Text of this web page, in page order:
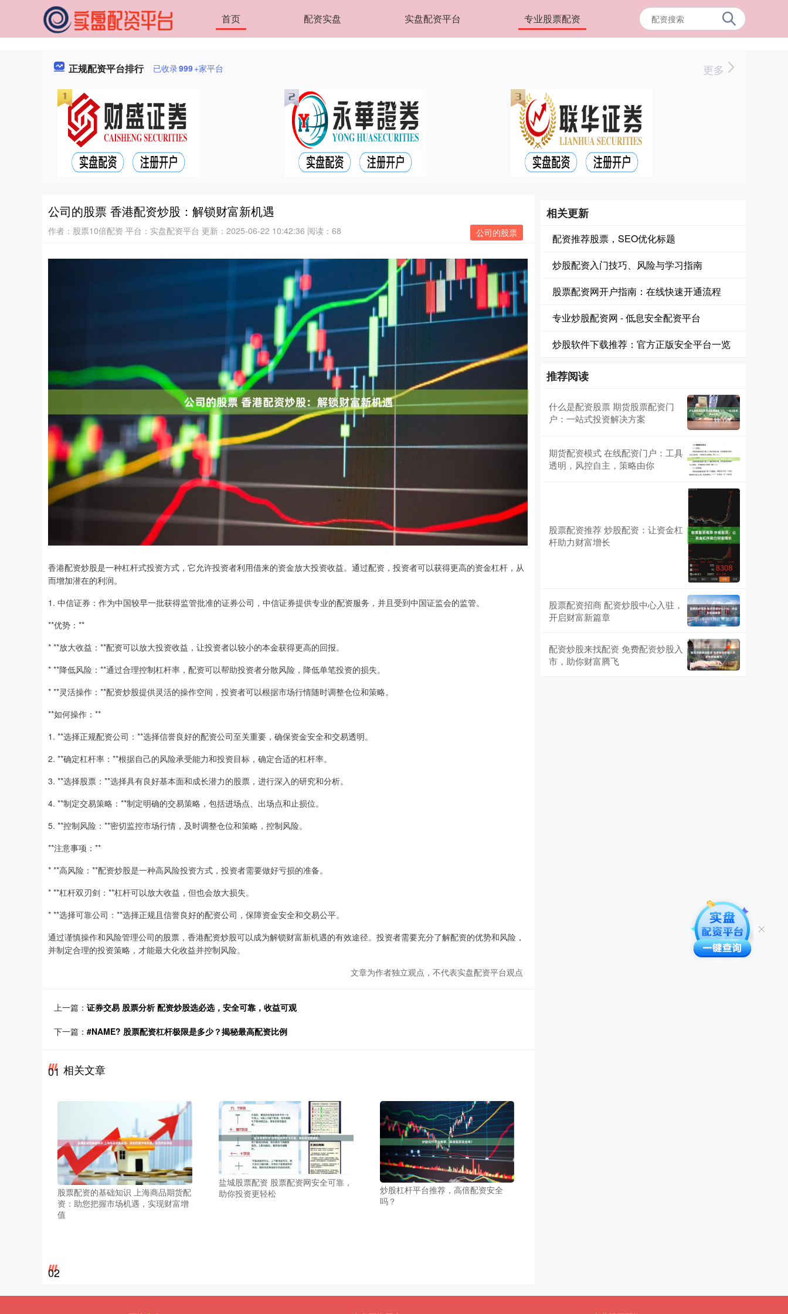
首页 配资实盘 实盘配资平台 专业股票配资
正规配资平台排行 已收录999+家平台 更多
公司的股票 香港配资炒股：解锁财富新机遇
公司的股票
作者：股票10倍配资 平台：实盘配资平台 更新：2025-06-22 10:42:36 阅读：68
香港配资炒股是一种杠杆式投资方式，它允许投资者利用借来的资金放大投资收益。通过配资，投资者可以获得更高的资金杠杆，从
而增加潜在的利润。
1. 中信证券：作为中国较早一批获得监管批准的证券公司，中信证券提供专业的配资服务，并且受到中国证监会的监管。
**优势：**
* **放大收益：**配资可以放大投资收益，让投资者以较小的本金获得更高的回报。
* **降低风险：**通过合理控制杠杆率，配资可以帮助投资者分散风险，降低单笔投资的损失。
* **灵活操作：**配资炒股提供灵活的操作空间，投资者可以根据市场行情随时调整仓位和策略。
**如何操作：**
1. **选择正规配资公司：**选择信誉良好的配资公司至关重要，确保资金安全和交易透明。
2. **确定杠杆率：**根据自己的风险承受能力和投资目标，确定合适的杠杆率。
3. **选择股票：**选择具有良好基本面和成长潜力的股票，进行深入的研究和分析。
4. **制定交易策略：**制定明确的交易策略，包括进场点、出场点和止损位。
5. **控制风险：**密切监控市场行情，及时调整仓位和策略，控制风险。
**注意事项：**
* **高风险：**配资炒股是一种高风险投资方式，投资者需要做好亏损的准备。
* **杠杆双刃剑：**杠杆可以放大收益，但也会放大损失。
* **选择可靠公司：**选择正规且信誉良好的配资公司，保障资金安全和交易公平。
通过谨慎操作和风险管理公司的股票，香港配资炒股可以成为解锁财富新机遇的有效途径。投资者需要充分了解配资的优势和风险，
并制定合理的投资策略，才能最大化收益并控制风险。
文章为作者独立观点，不代表实盘配资平台观点
上一篇： 证券交易 股票分析 配资炒股选必选，安全可靠，收益可观
下一篇： #NAME? 股票配资杠杆极限是多少？揭秘最高配资比例
01 相关文章
股票配资的基础知识 上海商品期货配
资：助您把握市场机遇，实现财富增
值
盐城股票配资 股票配资网安全可靠，
助你投资更轻松
炒股杠杆平台推荐，高倍配资安全
吗？
02
相关更新
配资推荐股票，SEO优化标题
炒股配资入门技巧、风险与学习指南
股票配资网开户指南：在线快速开通流程
专业炒股配资网 - 低息安全配资平台
炒股软件下载推荐：官方正版安全平台一览
推荐阅读
什么是配资股票 期货股票配资门
户：一站式投资解决方案
期货配资模式 在线配资门户：工具
透明，风控自主，策略由你
股票配资推荐 炒股配资：让资金杠
杆助力财富增长
股票配资招商 配资炒股中心入驻，
开启财富新篇章
配资炒股来找配资 免费配资炒股入
市，助你财富腾飞